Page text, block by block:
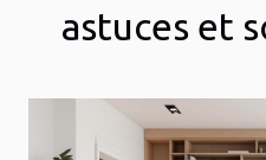
astuces et